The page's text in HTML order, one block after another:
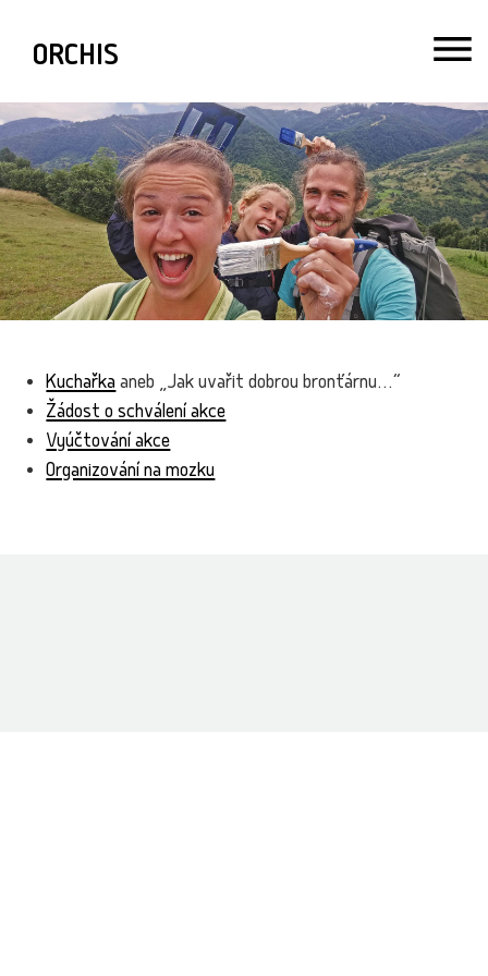
ORCHIS
Kuchařkaaneb „Jak uvařit dobrou bronťárnu…“
Žádost o schválení akce
Vyúčtování akce
Organizování na mozku